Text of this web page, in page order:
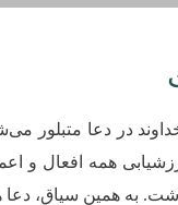
در دعا متبلور
همه افعال و
به همین سیاق، دعا